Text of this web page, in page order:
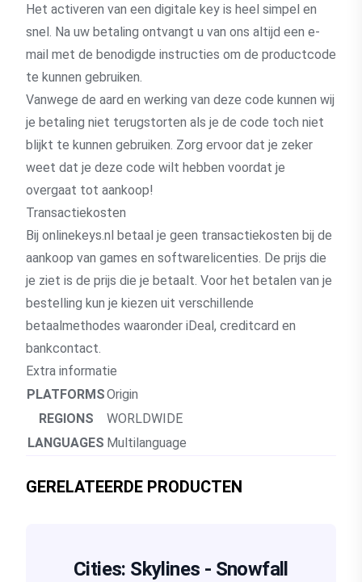
Het activeren van een digitale key is heel simpel en
snel. Na uw betaling ontvangt u van ons altijd een e-
mail met de benodigde instructies om de productcode
te kunnen gebruiken.
Vanwege de aard en werking van deze code kunnen wij
je betaling niet terugstorten als je de code toch niet
blijkt te kunnen gebruiken. Zorg ervoor dat je zeker
weet dat je deze code wilt hebben voordat je
overgaat tot aankoop!
Transactiekosten
Bij onlinekeys.nl betaal je geen transactiekosten bij de
aankoop van games en softwarelicenties. De prijs die
je ziet is de prijs die je betaalt. Voor het betalen van je
bestelling kun je kiezen uit verschillende
betaalmethodes waaronder iDeal, creditcard en
bankcontact.
Extra informatie
PLATFORMSOrigin
REGIONS
WORLDWIDE
LANGUAGES Multilanguage
GERELATEERDE PRODUCTEN
Cities: Skylines - Snowfall